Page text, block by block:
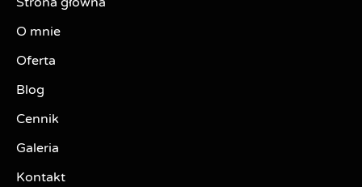
O mnie
Oferta
Blog
Cennik
Galeria
Kontakt